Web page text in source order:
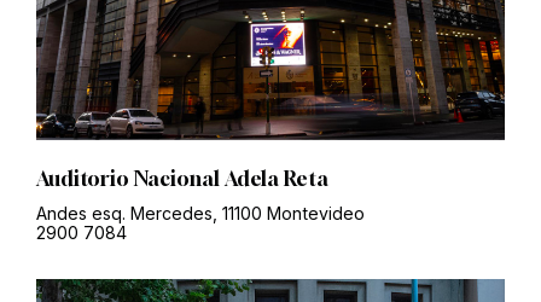
Auditorio Nacional Adela Reta
Andes esq. Mercedes, 11100 Montevideo
2900 7084